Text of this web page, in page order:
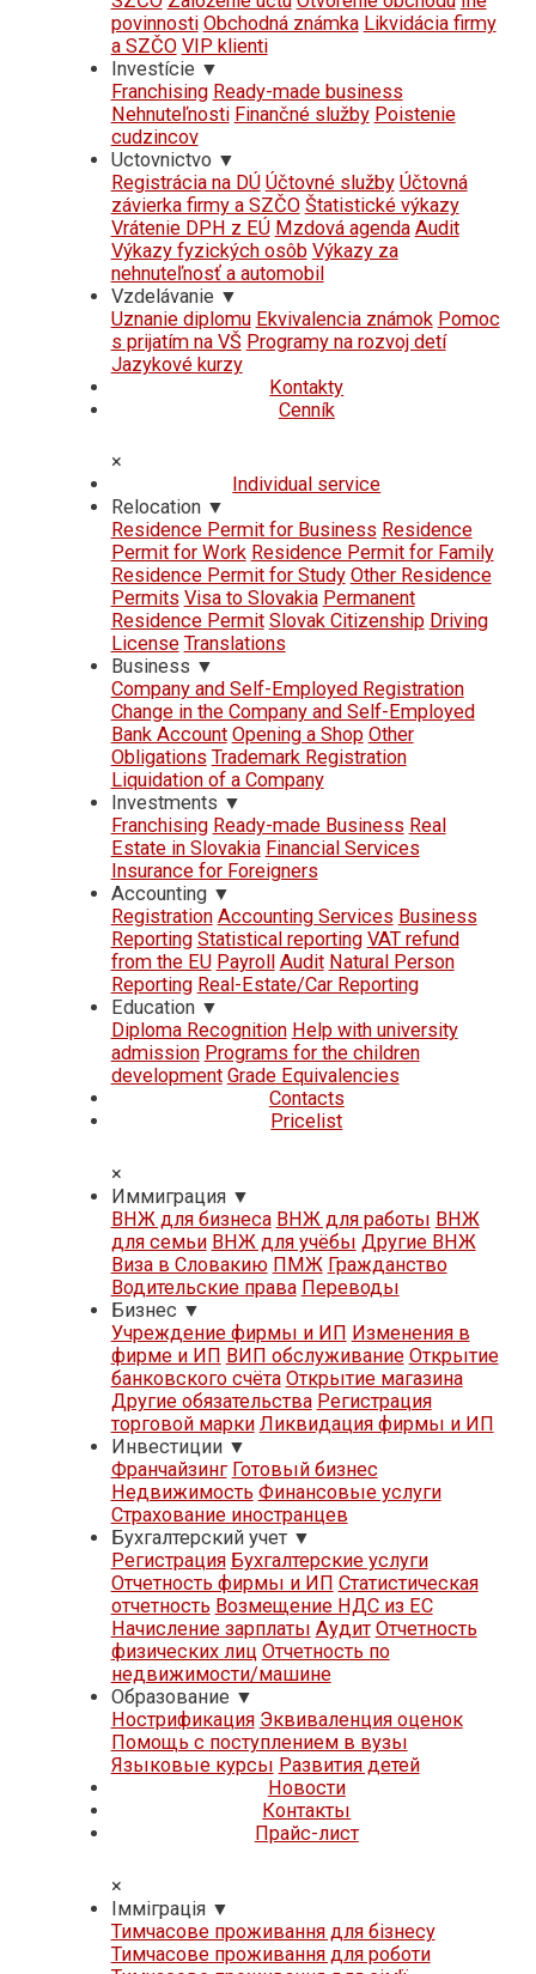
povinnosti Obchodná známka Likvidácia firmy
a SZČO VIP klienti
Investície ▼
Franchising Ready-made business
Nehnuteľnosti Finančné služby Poistenie
cudzincov
Uctovnictvo ▼
Registrácia na DÚ Účtovné služby Účtovná
závierka firmy a SZČO Štatistické výkazy
Vrátenie DPH z EÚ Mzdová agenda Audit
Výkazy fyzických osôb Výkazy za
nehnuteľnosť a automobil
Vzdelávanie ▼
Uznanie diplomu Ekvivalencia známok Pomoc
s prijatím na VŠ Programy na rozvoj detí
Jazykové kurzy
Kontakty
Cenník
×
Individual service
Relocation ▼
Residence Permit for Business Residence
Permit for Work Residence Permit for Family
Residence Permit for Study Other Residence
Permits Visa to Slovakia Permanent
Residence Permit Slovak Citizenship Driving
License Translations
Business ▼
Company and Self-Employed Registration
Change in the Company and Self-Employed
Bank Account Opening a Shop Other
Obligations Trademark Registration
Liquidation of a Company
Investments ▼
Franchising Ready-made Business Real
Estate in Slovakia Financial Services
Insurance for Foreigners
Accounting ▼
Registration Accounting Services Business
Reporting Statistical reporting VAT refund
from the EU Payroll Audit Natural Person
Reporting Real-Estate/Car Reporting
Education ▼
Diploma Recognition Help with university
admission Programs for the children
development Grade Equivalencies
Contacts
Pricelist
×
Иммиграция ▼
ВНЖ для бизнеса ВНЖ для работы ВНЖ
для семьи ВНЖ для учёбы Другие ВНЖ
Виза в Словакию ПМЖ Гражданство
Водительские права Переводы
Бизнес ▼
Учреждение фирмы и ИП Изменения в
фирме и ИП ВИП обслуживание Открытие
банковского счёта Открытие магазина
Другие обязательства Регистрация
торговой марки Ликвидация фирмы и ИП
Инвестиции ▼
Франчайзинг Готовый бизнес
Недвижимость Финансовые услуги
Страхование иностранцев
Бухгалтерский учет ▼
Регистрация Бухгалтерские услуги
Отчетность фирмы и ИП Статистическая
отчетность Возмещение НДС из ЕС
Начисление зарплаты Аудит Отчетность
физических лиц Отчетность по
недвижимости/машине
Образование ▼
Нострификация Эквиваленция оценок
Помощь с поступлением в вузы
Языковые курсы Развития детей
Новости
Контакты
Прайс-лист
×
Iммiграцiя ▼
Тимчасове проживання для бізнесу
Тимчасове проживання для роботи